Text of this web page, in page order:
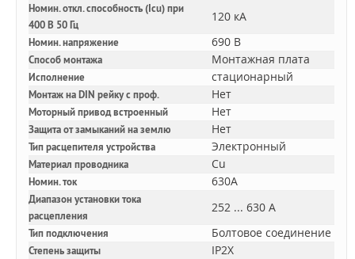
Номин. откл. способность (Icu) при
400 В 50 Гц
120 кА
Номин. напряжение 690 В
Способ монтажа Монтажная плата
Исполнение стационарный
Монтаж на DIN рейку с проф. Нет
Моторный привод встроенный Нет
Защита от замыканий на землю Нет
Тип расцепителя устройства Электронный
Материал проводника Cu
Номин. ток 630A
Диапазон установки тока
расцепления
252 ... 630 А
Тип подключения Болтовое соединение
Степень защиты IP2X